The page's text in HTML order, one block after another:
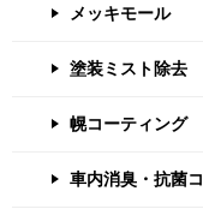
メッキモール
塗装ミスト除去
幌コーティング
車内消臭・抗菌